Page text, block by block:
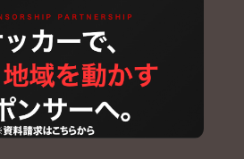
【チケット】2026-27ホームゲー
ム(第28回日本フットボールリー
グ) シーズンパス・年間駐車場パ
ス販売のお知らせ
2026.07.24
【チケット】2026-27ホームゲー
ム席割およびチケット価格決定